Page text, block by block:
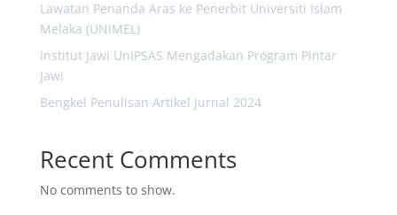
Lawatan Penanda Aras ke Penerbit Universiti Islam
Melaka (UNIMEL)
Institut Jawi UnIPSAS Mengadakan Program Pintar
Jawi
Bengkel Penulisan Artikel Jurnal 2024
Recent Comments
No comments to show.